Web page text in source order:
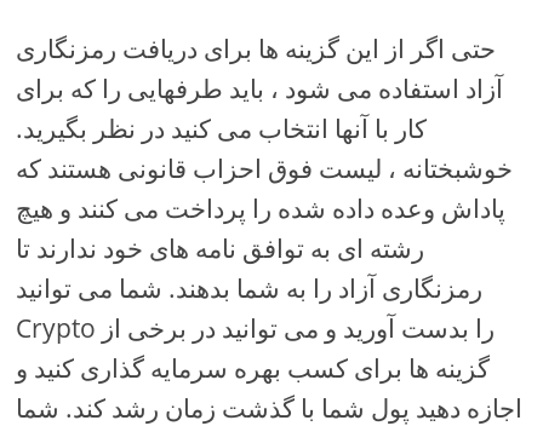
حتی اگر از این گزینه ها برای دریافت رمزنگاری
آزاد استفاده می شود ، باید طرفهایی را که برای
کار با آنها انتخاب می کنید در نظر بگیرید.
خوشبختانه ، لیست فوق احزاب قانونی هستند که
پاداش وعده داده شده را پرداخت می کنند و هیچ
رشته ای به توافق نامه های خود ندارند تا
رمزنگاری آزاد را به شما بدهند. شما می توانید
Crypto را بدست آورید و می توانید در برخی از
گزینه ها برای کسب بهره سرمایه گذاری کنید و
اجازه دهید پول شما با گذشت زمان رشد کند. شما